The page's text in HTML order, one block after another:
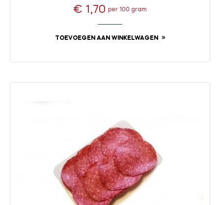
Prijs
€ 1,70 per 100 gram
TOEVOEGEN AAN WINKELWAGEN